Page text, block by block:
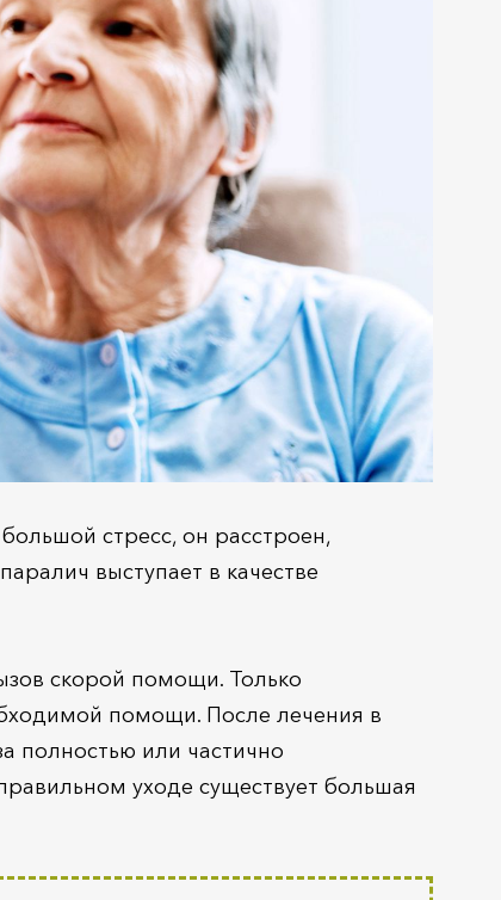
стресс, он расстроен,
выступает в качестве
скорой помощи. Только
помощи. После лечения в
полностью или частично
уходе существует большая